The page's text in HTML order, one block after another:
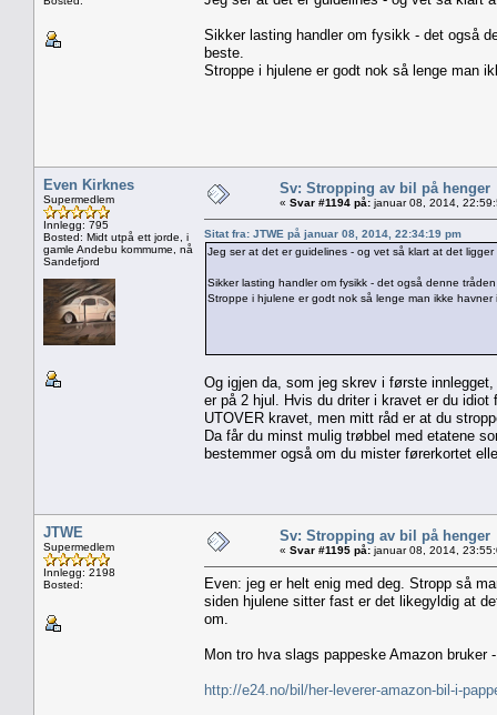
Sikker lasting handler om fysikk - det også
beste.
Stroppe i hjulene er godt nok så lenge man
Even Kirknes
Supermedlem
Innlegg: 795
Bosted: Midt utpå ett jorde, i
gamle Andebu kommume, nå
Sandefjord
Sv: Stropping av bil på henger
« Svar #1194 på: januar 08, 2014,
Sitat fra: JTWE på januar 08, 2014, 22:34:19 pm
Jeg ser at det er guidelines - og vet så klart at det ligger
Sikker lasting handler om fysikk - det også denne
Stroppe i hjulene er godt nok så lenge man ikke
Og igjen da, som jeg skrev i første
er på 2 hjul. Hvis du driter i kravet er du
UTOVER kravet, men mitt råd er at du
Da får du minst mulig trøbbel med etatene
bestemmer også om du mister førerkortet
JTWE
Supermedlem
Innlegg: 2198
Bosted:
Sv: Stropping av bil på henger
« Svar #1195 på: januar 08, 2014,
Even: jeg er helt enig med deg. Stropp så
siden hjulene sitter fast er det likegyldig at
om.
Mon tro hva slags pappeske Amazon bruker
http://e24.no/bil/her-leverer-amazon-bil-i-